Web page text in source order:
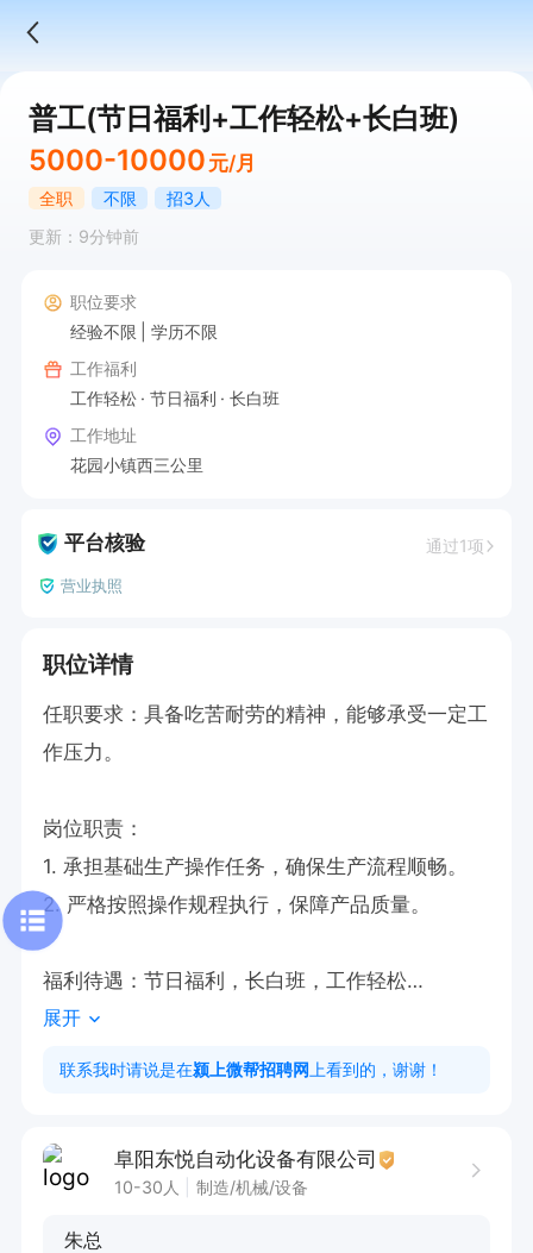
普工(节日福利+工作轻松+长白班)
5000-10000 元/月
全职 不限
招3人
更新：9分钟前
职位要求
经验不限
学历不限
工作福利
工作轻松
节日福利
长白班
工作地址
花园小镇西三公里
平台核验 通过1项
营业执照
职位详情
任职要求：具备吃苦耐劳的精神，能够承受一定工
作压力。
岗位职责：
1. 承担基础生产操作任务，确保生产流程顺畅。
2. 严格按照操作规程执行，保障产品质量。
福利待遇：节日福利，长白班，工作轻松
如果感兴趣的话，请直接投递简历后打电话吧！
展开
联系我时请说是在颍上微帮招聘网 上看到的，谢谢！
阜阳东悦自动化设备有限公司
10-30人 制造/机械/设备
朱总